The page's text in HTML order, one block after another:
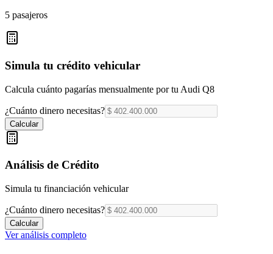
5 pasajeros
Simula tu crédito vehicular
Calcula cuánto pagarías mensualmente por tu Audi Q8
¿Cuánto dinero necesitas?
Calcular
Análisis de Crédito
Simula tu financiación vehicular
¿Cuánto dinero necesitas?
Calcular
Ver análisis completo